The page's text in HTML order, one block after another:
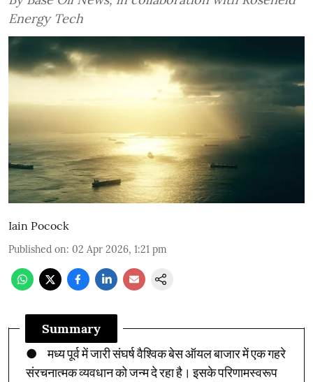
Energy Tech
Iain Pocock
Published on: 02 Apr 2026, 1:21 pm
Summary
● मध्य पूर्व में जारी संघर्ष वैश्विक बेस ऑयल बाजार में एक गहरे
संरचनात्मक व्यवधान को जन्म दे रहा है। इसके परिणामस्वरूप